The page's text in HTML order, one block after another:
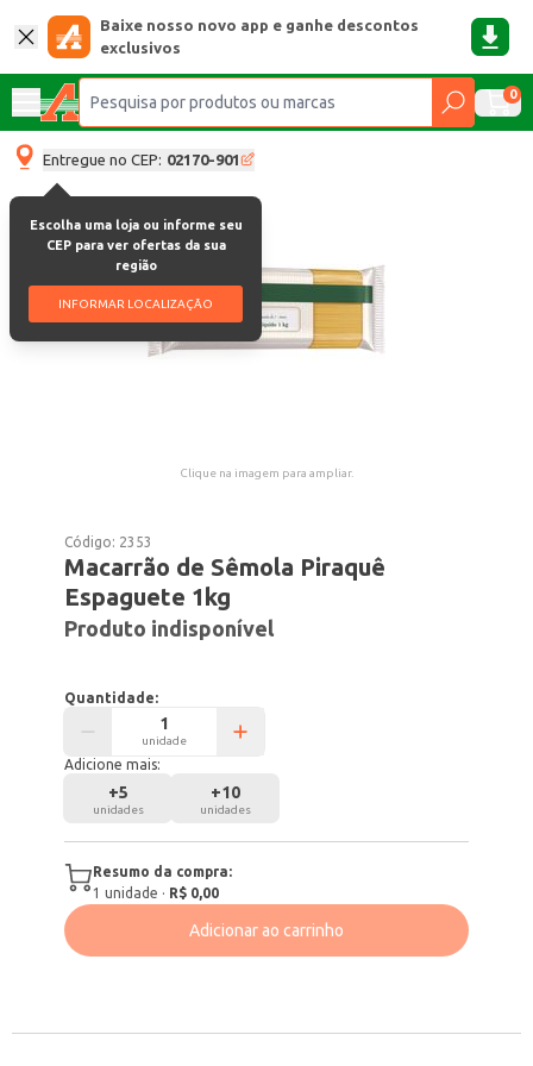
Baixe nosso novo app e ganhe descontos
exclusivos
0
Entregue no CEP: 02170-901
Escolha uma loja ou informe seu
CEP para ver ofertas da sua
região
INFORMAR LOCALIZAÇÃO
Clique na imagem para ampliar.
Código: 2353
Macarrão de Sêmola Piraquê
Espaguete 1kg
Produto indisponível
Quantidade:
unidade
Adicione mais:
+5
unidades
+10
unidades
Resumo da compra:
1 unidade · R$ 0,00
Adicionar ao carrinho